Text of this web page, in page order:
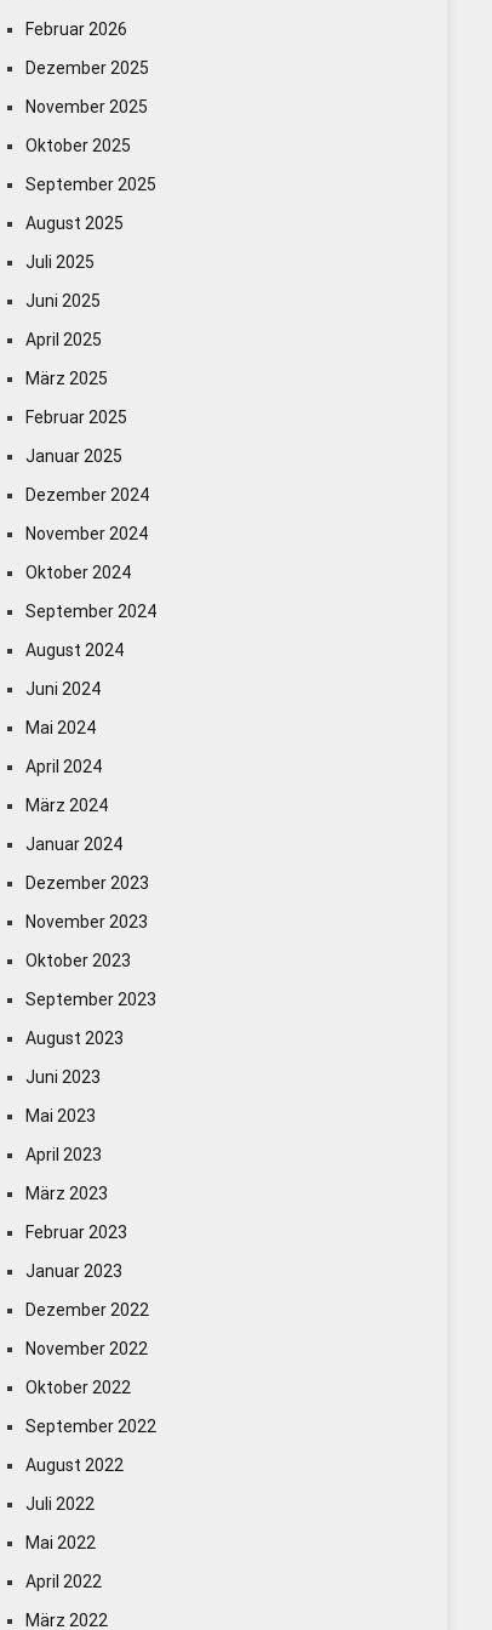
Februar 2026
Dezember 2025
November 2025
Oktober 2025
September 2025
August 2025
Juli 2025
Juni 2025
April 2025
März 2025
Februar 2025
Januar 2025
Dezember 2024
November 2024
Oktober 2024
September 2024
August 2024
Juni 2024
Mai 2024
April 2024
März 2024
Januar 2024
Dezember 2023
November 2023
Oktober 2023
September 2023
August 2023
Juni 2023
Mai 2023
April 2023
März 2023
Februar 2023
Januar 2023
Dezember 2022
November 2022
Oktober 2022
September 2022
August 2022
Juli 2022
Mai 2022
April 2022
März 2022